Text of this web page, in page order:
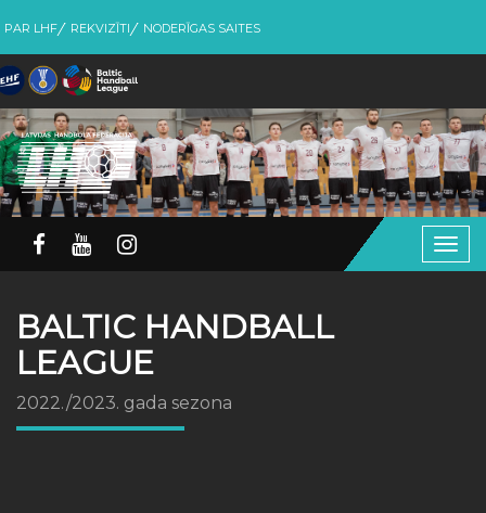
PAR LHF REKVIZĪTI NODERĪGAS SAITES
BALTIC HANDBALL
LEAGUE
2022./2023. gada sezona